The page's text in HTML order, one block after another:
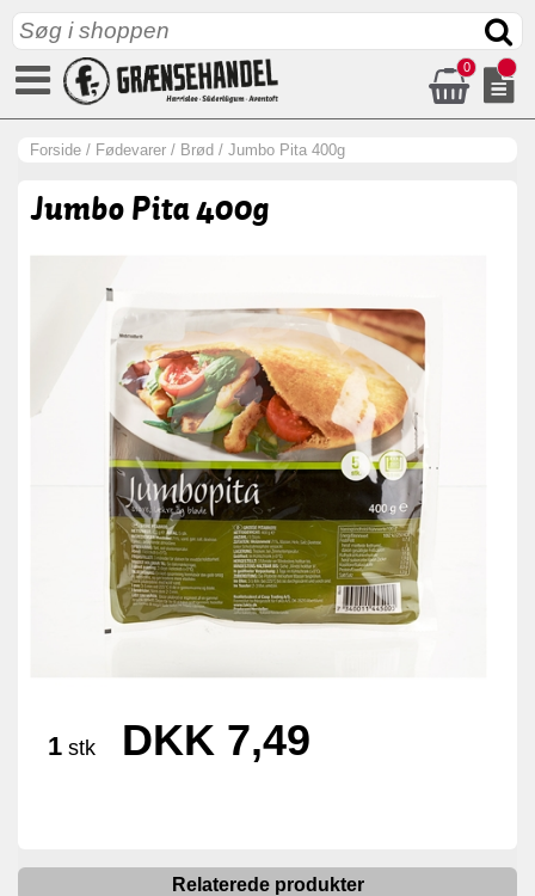
0
Forside / Fødevarer / Brød / Jumbo Pita 400g
Jumbo Pita 400g
1 stk DKK 7,49
Relaterede produkter